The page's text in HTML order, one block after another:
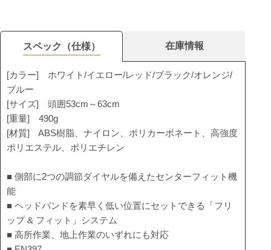
スペック（仕様） 在庫情報
[カラー] ホワイト/イエロー/レッド/ブラック/オレンジ/
ブルー
[サイズ] 頭囲53cm～63cm
[重量] 490g
[材質] ABS樹脂、ナイロン、ポリカーボネート、高強度
ポリエステル、ポリエチレン
■ 側部に2つの調節ダイヤルを備えたセンターフィット機
能
■ ヘッドバンドを素早く低い位置にセットできる「フリ
ップ & フィット」システム
■ 高所作業、地上作業のいずれにも対応